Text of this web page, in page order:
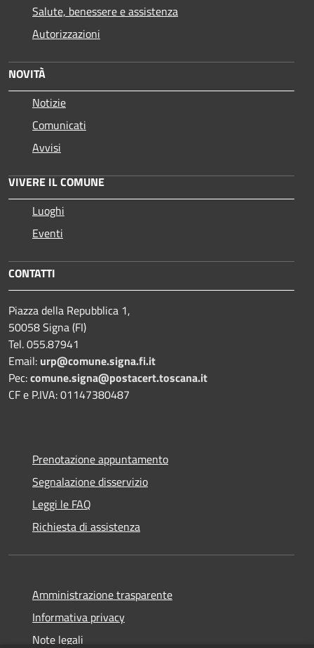
Salute, benessere e assistenza
Autorizzazioni
NOVITÀ
Notizie
Comunicati
Avvisi
VIVERE IL COMUNE
Luoghi
Eventi
CONTATTI
Piazza della Repubblica 1,
50058 Signa (FI)
Tel. 055.87941
Email: urp@comune.signa.fi.it
Pec:comune.signa@postacert.toscana.it
CF e P.IVA: 01147380487
Prenotazione appuntamento
Segnalazione disservizio
Leggi le FAQ
Richiesta di assistenza
Amministrazione trasparente
Informativa privacy
Note legali